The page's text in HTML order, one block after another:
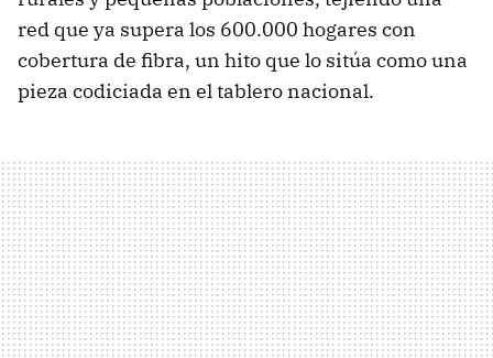
red que ya supera los 600.000 hogares con
cobertura de fibra, un hito que lo sitúa como una
pieza codiciada en el tablero nacional.